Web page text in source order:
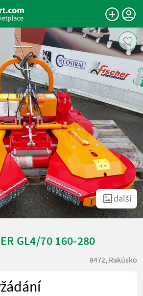
další
GL4/70 160-280
8472, Rakúsko